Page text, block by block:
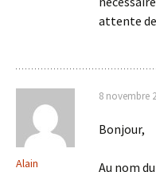
attente
Alain
8 novembre
Bonjour,
Au nom